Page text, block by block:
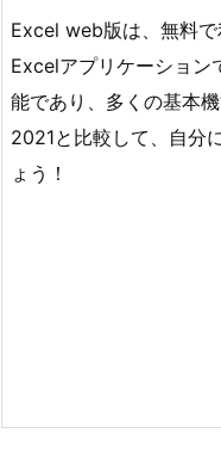
Excel web版は、無料
Excelアプリケーション
能であり、多くの基本
2021と比較して、自分
ょう！